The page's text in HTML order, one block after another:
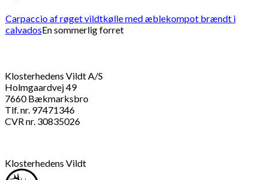
Carpaccio af røget vildtkølle med æblekompot brændt i
calvadosEn sommerlig forret
Klosterhedens Vildt A/S
Holmgaardvej 49
7660 Bækmarksbro
Tlf. nr. 97471346
CVR nr. 30835026
Klosterhedens Vildt